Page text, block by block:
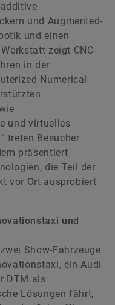
und Augmented-
und einen
zeigt CNC-
in der
Numerical
und virtuelles
treten Besucher
präsentiert
die Teil der
vor Ort ausprobiert
und
Show-Fahrzeuge
ein Audi
DTM als
Lösungen fährt,